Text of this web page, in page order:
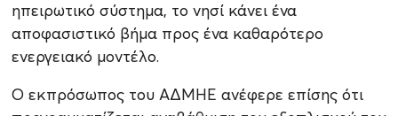
ηπειρωτικό σύστημα, το νησί κάνει ένα
αποφασιστικό βήμα προς ένα καθαρότερο
ενεργειακό μοντέλο.
Ο εκπρόσωπος του ΑΔΜΗΕ ανέφερε επίσης ότι